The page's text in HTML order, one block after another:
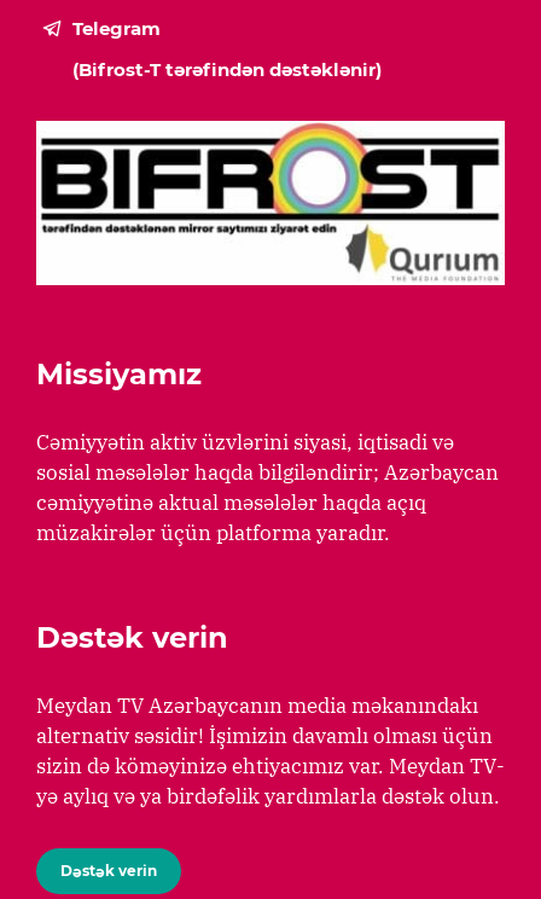
Telegram
(Bifrost-T tərəfindən dəstəklənir)
Missiyamız
Cəmiyyətin aktiv üzvlərini siyasi, iqtisadi və
sosial məsələlər haqda bilgiləndirir; Azərbaycan
cəmiyyətinə aktual məsələlər haqda açıq
müzakirələr üçün platforma yaradır.
Dəstək verin
Meydan TV Azərbaycanın media məkanındakı
alternativ səsidir! İşimizin davamlı olması üçün
sizin də köməyinizə ehtiyacımız var. Meydan TV-
yə aylıq və ya birdəfəlik yardımlarla dəstək olun.
Dəstək verin